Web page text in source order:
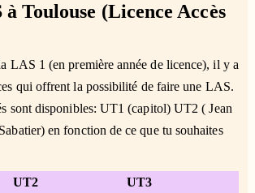
à Toulouse (Licence Accès
LAS 1 (en première année de licence), il y a
qui offrent la possibilité de faire une LAS.
sont disponibles: UT1 (capitol) UT2 ( Jean
en fonction de ce que tu souhaites
UT2 UT3